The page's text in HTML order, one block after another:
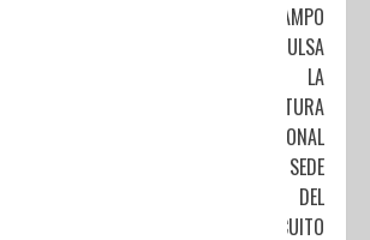
OCAMPO
IMPULSA
LA
CULTURA
REGIONAL
COMO SEDE
DEL
CIRCUITO